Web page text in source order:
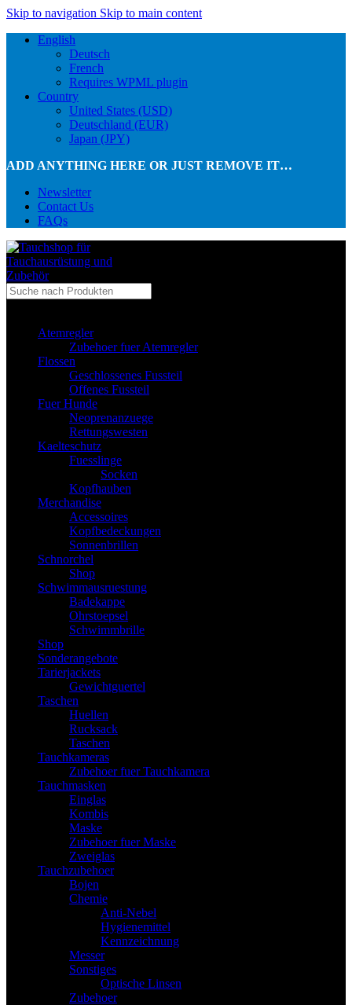
Skip to navigation Skip to main content
English
Deutsch
French
Requires WPML plugin
Country
United States (USD)
Deutschland (EUR)
Japan (JPY)
ADD ANYTHING HERE OR JUST REMOVE IT…
Newsletter
Contact Us
FAQs
Atemregler
Zubehoer fuer Atemregler
Flossen
Geschlossenes Fussteil
Offenes Fussteil
Fuer Hunde
Neoprenanzuege
Rettungswesten
Kaelteschutz
Fuesslinge
Socken
Kopfhauben
Merchandise
Accessoires
Kopfbedeckungen
Sonnenbrillen
Schnorchel
Shop
Schwimmausruestung
Badekappe
Ohrstoepsel
Schwimmbrille
Shop
Sonderangebote
Tarierjackets
Gewichtguertel
Taschen
Huellen
Rucksack
Taschen
Tauchkameras
Zubehoer fuer Tauchkamera
Tauchmasken
Einglas
Kombis
Maske
Zubehoer fuer Maske
Zweiglas
Tauchzubehoer
Bojen
Chemie
Anti-Nebel
Hygienemittel
Kennzeichnung
Messer
Sonstiges
Optische Linsen
Zubehoer